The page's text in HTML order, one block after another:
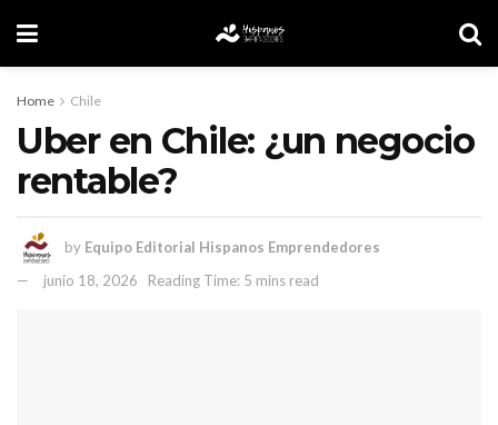
Home Chile
Uber en Chile: ¿un negocio
rentable?
by Equipo Editorial Hispanos Emprendedores
junio 18, 2026
Reading Time: 5 mins read